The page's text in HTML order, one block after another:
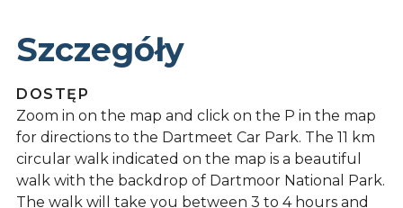
Szczegóły
DOSTĘP
Zoom in on the map and click on the P in the map
for directions to the Dartmeet Car Park. The 11 km
circular walk indicated on the map is a beautiful
walk with the backdrop of Dartmoor National Park.
The walk will take you between 3 to 4 hours and